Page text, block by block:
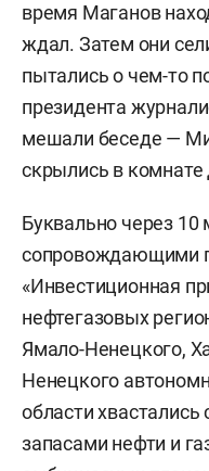
время Маганов
ждал. Затем они
пытались о чем-то
президента
мешали беседе —
скрылись в комнате
Буквально через 10
сопровождающими
«Инвестиционная
нефтегазовых
Ямало-Ненецкого,
Ненецкого
области
запасами нефти и